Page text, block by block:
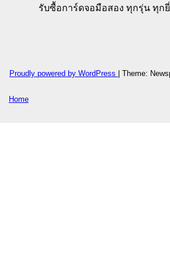
รับซื้อการ์ดจอมือสอง ทุกรุ่น ทุก
Proudly powered by WordPress | Theme:
Home